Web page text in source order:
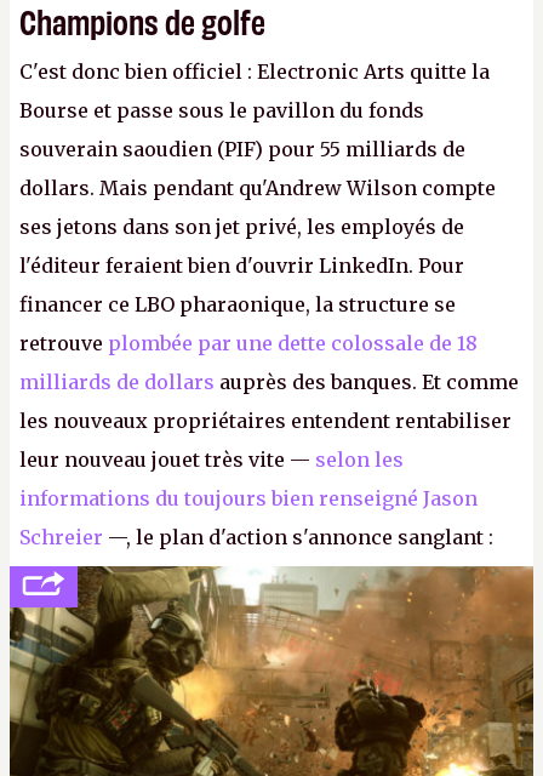
Champions de golfe
C'est donc bien officiel : Electronic Arts quitte la
Bourse et passe sous le pavillon du fonds
souverain saoudien (PIF) pour 55 milliards de
dollars. Mais pendant qu'Andrew Wilson compte
ses jetons dans son jet privé, les employés de
l'éditeur feraient bien d'ouvrir LinkedIn. Pour
financer ce LBO pharaonique, la structure se
retrouve plombée par une dette colossale de 18
milliards de dollars auprès des banques. Et comme
les nouveaux propriétaires entendent rentabiliser
leur nouveau jouet très vite — selon les
informations du toujours bien renseigné Jason
Schreier —, le plan d'action s'annonce sanglant :
réductions de coûts drastiques, fermetures de
studios et licenciements massifs. En gros, essorer
FCetBattlefield, puis virer le reste.P.